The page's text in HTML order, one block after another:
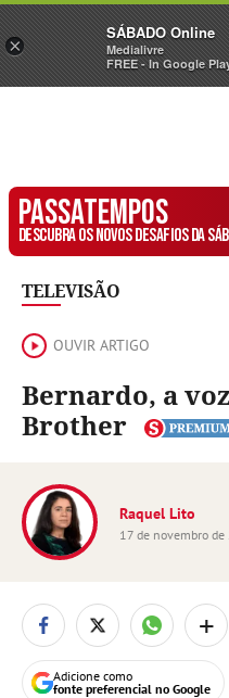
Sábado
PASSATEMPOS
DESCUBRA OS NOVOS DESAFIOS DA
TELEVISÃO
OUVIR ARTIGO
Bernardo, a
Brother
Raquel Lito
17 de novembro
+
Adicione como
fonte preferencial no Google
×
SÁBADO Online
Medialivre
FREE - In Google